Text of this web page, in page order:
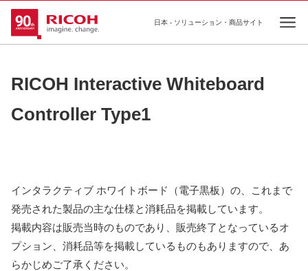
日本 - ソリューション・商品サイト
RICOH Interactive Whiteboard
Controller Type1
インタラクティブ ホワイトボード（電子黒板）の、これまで
発売された製品の主な仕様と消耗品を掲載しています。
掲載内容は販売当時のものであり、販売終了となっているオ
プション、消耗品等を掲載しているものもありますので、あ
らかじめご了承ください。